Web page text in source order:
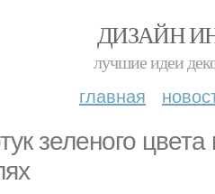
ДИЗАЙН
лучшие идеи
главная
зеленого